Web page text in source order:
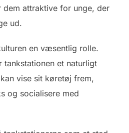
dem attraktive for unge, der
ud.
en væsentlig rolle.
tankstationen et naturligt
vise sit køretøj frem,
og socialisere med